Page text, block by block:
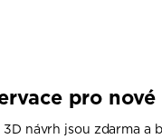
pro
návrh jsou zdarma a